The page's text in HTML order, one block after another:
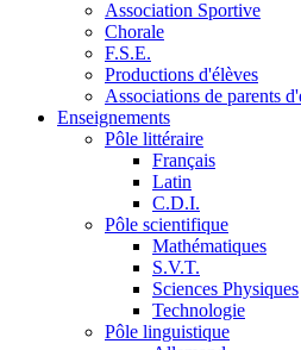
Association Sportive
Chorale
F.S.E.
Productions d'élèves
Associations de parents
Enseignements
Pôle littéraire
Français
Latin
C.D.I.
Pôle scientifique
Mathématiques
S.V.T.
Sciences Physiques
Technologie
Pôle linguistique